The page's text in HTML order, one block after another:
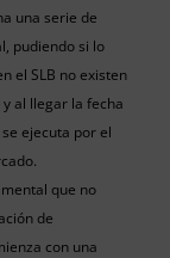
una serie de
pudiendo si lo
el SLB no existen
al llegar la fecha
ejecuta por el
que no
de
con una